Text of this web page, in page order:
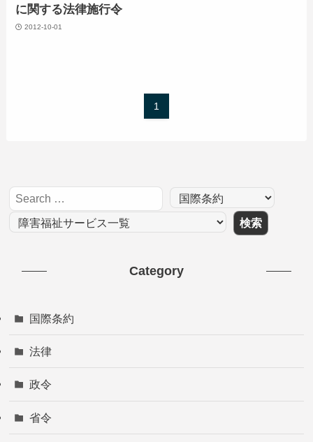
に関する法律施行令
2012-10-01
1
Category
国際条約
法律
政令
省令